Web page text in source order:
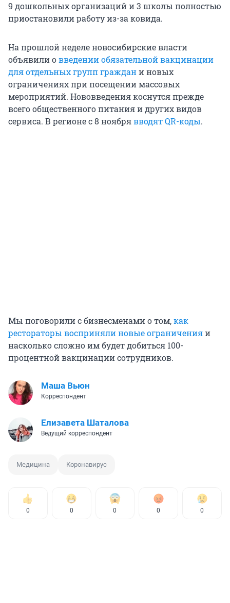
9 дошкольных организаций и 3 школы полностью
приостановили работу из-за ковида.
На прошлой неделе новосибирские власти
объявили овведении обязательной вакцинации
для отдельных групп граждани новых
ограничениях при посещении массовых
мероприятий. Нововведения коснутся прежде
всего общественного питания и других видов
сервиса. В регионе с 8 ноябрявводят QR-коды.
Мы поговорили с бизнесменами о том,как
рестораторы восприняли новые ограниченияи
насколько сложно им будет добиться 100-
процентной вакцинации сотрудников.
Маша Вьюн
Корреспондент
Елизавета Шаталова
Ведущий корреспондент
Медицина Коронавирус
0 0 0 0 0